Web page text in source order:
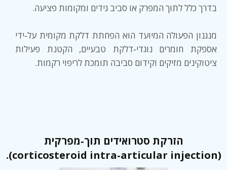
בדרך כלל לתוך המפרק או סביב גידים ומקומות פציעה.
מנגנון הפעולה המיועד הוא הפחתת דלקת מקומית על‑ידי
אספקת חומרים נוגדי‑דלקת טבעיים, הקטנת פעילות
ציטוקינים מזיקים וקידום סביבה תומכת לריפוי רקמות.
הזרקת סטרואידים תוך‑מפרקית
(corticosteroid intra‑articular injection).